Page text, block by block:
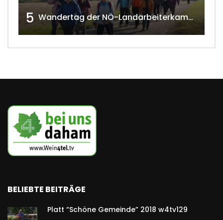
5 Wandertag der NÖ-Landarbeiterkammer in Hollabrunn 2024
BELIEBTE BEITRÄGE
Platt “Schöne Gemeinde” 2018 w4tv129